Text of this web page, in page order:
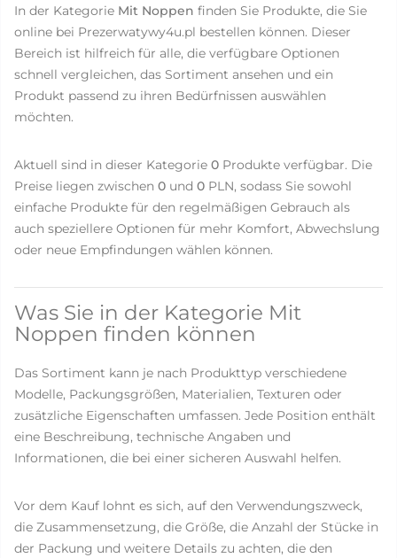
In der Kategorie Mit Noppen finden Sie Produkte, die Sie
online bei Prezerwatywy4u.pl bestellen können. Dieser
Bereich ist hilfreich für alle, die verfügbare Optionen
schnell vergleichen, das Sortiment ansehen und ein
Produkt passend zu ihren Bedürfnissen auswählen
möchten.
Aktuell sind in dieser Kategorie 0 Produkte verfügbar. Die
Preise liegen zwischen 0 und 0 PLN, sodass Sie sowohl
einfache Produkte für den regelmäßigen Gebrauch als
auch speziellere Optionen für mehr Komfort, Abwechslung
oder neue Empfindungen wählen können.
Was Sie in der Kategorie Mit
Noppen finden können
Das Sortiment kann je nach Produkttyp verschiedene
Modelle, Packungsgrößen, Materialien, Texturen oder
zusätzliche Eigenschaften umfassen. Jede Position enthält
eine Beschreibung, technische Angaben und
Informationen, die bei einer sicheren Auswahl helfen.
Vor dem Kauf lohnt es sich, auf den Verwendungszweck,
die Zusammensetzung, die Größe, die Anzahl der Stücke in
der Packung und weitere Details zu achten, die den